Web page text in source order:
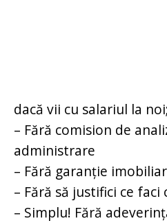
dacă vii cu salariul la noi;
– Fără comision de
administrare
– Fără garanție
– Fără să justifici ce faci
– Simplu! Fără